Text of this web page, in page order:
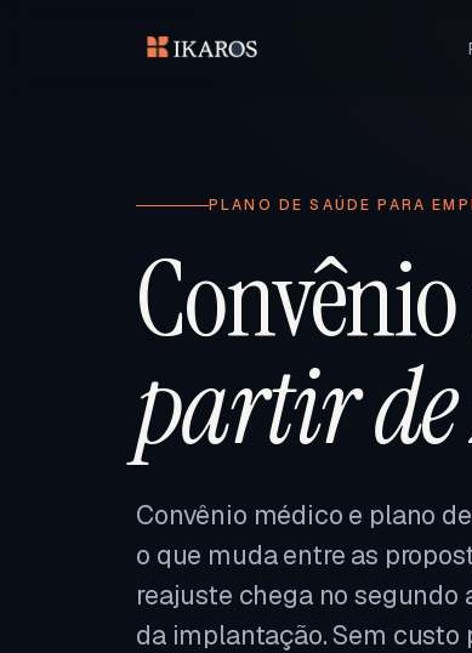
PLANO DE SAÚDE PARA
partir de
Convênio médico e plano
o que muda entre as
reajuste chega no segundo
da implantação. Sem custo